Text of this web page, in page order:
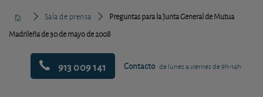
Sala de prensa
Preguntas para la Junta General de Mutua
Madrileña de 30 de mayo de 2008
913 009 141 Contacto de lunes a viernes de 9h-14h